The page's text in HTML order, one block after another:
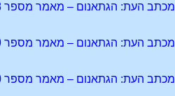
מכתב העת: הגתאנום – מאמר מספר 8 – הזנחת החיים האינטלקטואליים בענייני העולם
מכתב העת: הגתאנום – מאמר מספר 9 – הזנחת
מכתב העת: הגתאנום – מאמר מספר 10 – מה עלינו לראות היום